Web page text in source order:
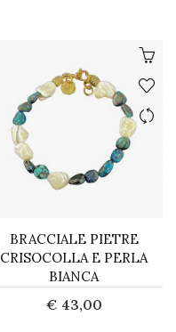
BRACCIALE PIETRE
CRISOCOLLA E PERLA
BIANCA
€ 43,00